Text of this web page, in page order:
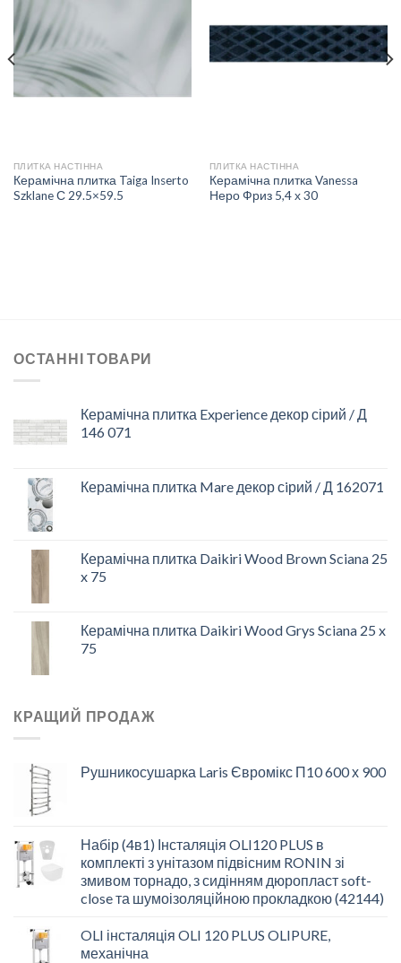
БАЖАНЬ
ПЛИТКА НАСТІННА
Керамічна плитка Taiga Inserto
Szklane С 29.5×59.5
ДО
СПИСКУ
БАЖАНЬ
ПЛИТКА НАСТІННА
Керамічна плитка Vanessa
Неро Фриз 5,4 х 30
ОСТАННІ ТОВАРИ
Керамічна плитка Experience декор сірий / Д
146 071
Керамічна плитка Mare декор сiрий / Д 162071
Керамічна плитка Daikiri Wood Brown Sciana 25
x 75
Керамічна плитка Daikiri Wood Grys Sciana 25 x
75
КРАЩИЙ ПРОДАЖ
Рушникосушарка Laris Євромікс П10 600 х 900
Набір (4в1) Інсталяція OLI120 PLUS в
комплекті з унітазом підвісним RONIN зі
змивом торнадо, з сидінням дюропласт soft-
close та шумоізоляційною прокладкою (42144)
OLI інсталяція OLI 120 PLUS OLIPURE,
механічна